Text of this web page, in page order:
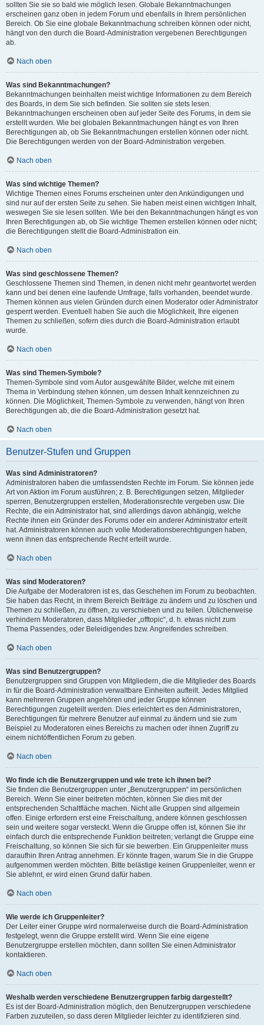
sollten Sie sie so bald wie möglich lesen. Globale Bekanntmachungen
erscheinen ganz oben in jedem Forum und ebenfalls in Ihrem persönlichen
Bereich. Ob Sie eine globale Bekanntmachung schreiben können oder nicht,
hängt von den durch die Board-Administration vergebenen Berechtigungen
ab.
Nach oben
Was sind Bekanntmachungen?
Bekanntmachungen beinhalten meist wichtige Informationen zu dem Bereich
des Boards, in dem Sie sich befinden. Sie sollten sie stets lesen.
Bekanntmachungen erscheinen oben auf jeder Seite des Forums, in dem sie
erstellt wurden. Wie bei globalen Bekanntmachungen hängt es von Ihren
Berechtigungen ab, ob Sie Bekanntmachungen erstellen können oder nicht.
Die Berechtigungen werden von der Board-Administration vergeben.
Nach oben
Was sind wichtige Themen?
Wichtige Themen eines Forums erscheinen unter den Ankündigungen und
sind nur auf der ersten Seite zu sehen. Sie haben meist einen wichtigen Inhalt,
weswegen Sie sie lesen sollten. Wie bei den Bekanntmachungen hängt es von
Ihren Berechtigungen ab, ob Sie wichtige Themen erstellen können oder nicht;
die Berechtigungen stellt die Board-Administration ein.
Nach oben
Was sind geschlossene Themen?
Geschlossene Themen sind Themen, in denen nicht mehr geantwortet werden
kann und bei denen eine laufende Umfrage, falls vorhanden, beendet wurde.
Themen können aus vielen Gründen durch einen Moderator oder Administrator
gesperrt werden. Eventuell haben Sie auch die Möglichkeit, Ihre eigenen
Themen zu schließen, sofern dies durch die Board-Administration erlaubt
wurde.
Nach oben
Was sind Themen-Symbole?
Themen-Symbole sind vom Autor ausgewählte Bilder, welche mit einem
Thema in Verbindung stehen können, um dessen Inhalt kennzeichnen zu
können. Die Möglichkeit, Themen-Symbole zu verwenden, hängt von Ihren
Berechtigungen ab, die die Board-Administration gesetzt hat.
Nach oben
Benutzer-Stufen und Gruppen
Was sind Administratoren?
Administratoren haben die umfassendsten Rechte im Forum. Sie können jede
Art von Aktion im Forum ausführen; z. B. Berechtigungen setzen, Mitglieder
sperren, Benutzergruppen erstellen, Moderationsrechte vergeben usw. Die
Rechte, die ein Administrator hat, sind allerdings davon abhängig, welche
Rechte ihnen ein Gründer des Forums oder ein anderer Administrator erteilt
hat. Administratoren können auch volle Moderationsberechtigungen haben,
wenn ihnen das entsprechende Recht erteilt wurde.
Nach oben
Was sind Moderatoren?
Die Aufgabe der Moderatoren ist es, das Geschehen im Forum zu beobachten.
Sie haben das Recht, in ihrem Bereich Beiträge zu ändern und zu löschen und
Themen zu schließen, zu öffnen, zu verschieben und zu teilen. Üblicherweise
verhindern Moderatoren, dass Mitglieder „offtopic“, d. h. etwas nicht zum
Thema Passendes, oder Beleidigendes bzw. Angreifendes schreiben.
Nach oben
Was sind Benutzergruppen?
Benutzergruppen sind Gruppen von Mitgliedern, die die Mitglieder des Boards
in für die Board-Administration verwaltbare Einheiten aufteilt. Jedes Mitglied
kann mehreren Gruppen angehören und jeder Gruppe können
Berechtigungen zugeteilt werden. Dies erleichtert es den Administratoren,
Berechtigungen für mehrere Benutzer auf einmal zu ändern und sie zum
Beispiel zu Moderatoren eines Bereichs zu machen oder ihnen Zugriff zu
einem nichtöffentlichen Forum zu geben.
Nach oben
Wo finde ich die Benutzergruppen und wie trete ich ihnen bei?
Sie finden die Benutzergruppen unter „Benutzergruppen“ im persönlichen
Bereich. Wenn Sie einer beitreten möchten, können Sie dies mit der
entsprechenden Schaltfläche machen. Nicht alle Gruppen sind allgemein
offen. Einige erfordern erst eine Freischaltung, andere können geschlossen
sein und weitere sogar versteckt. Wenn die Gruppe offen ist, können Sie ihr
einfach durch die entsprechende Funktion beitreten; verlangt die Gruppe eine
Freischaltung, so können Sie sich für sie bewerben. Ein Gruppenleiter muss
daraufhin Ihren Antrag annehmen. Er könnte fragen, warum Sie in die Gruppe
aufgenommen werden möchten. Bitte belästige keinen Gruppenleiter, wenn er
Sie ablehnt, er wird einen Grund dafür haben.
Nach oben
Wie werde ich Gruppenleiter?
Der Leiter einer Gruppe wird normalerweise durch die Board-Administration
festgelegt, wenn die Gruppe erstellt wird. Wenn Sie eine eigene
Benutzergruppe erstellen möchten, dann sollten Sie einen Administrator
kontaktieren.
Nach oben
Weshalb werden verschiedene Benutzergruppen farbig dargestellt?
Es ist der Board-Administration möglich, den Benutzergruppen verschiedene
Farben zuzuteilen, so dass deren Mitglieder leichter zu identifizieren sind.